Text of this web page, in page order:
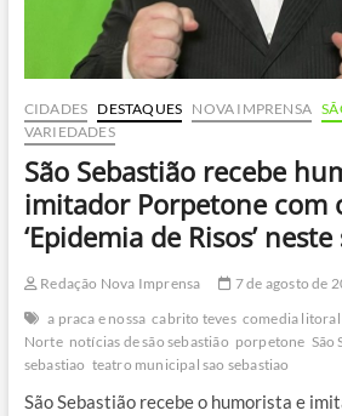
CIDADES DESTAQUES NOVA IMPRENSA
VARIEDADES
São Sebastião recebe
imitador Porpetone com
‘Epidemia de Risos’
Redação Nova Imprensa
7 de agosto de
a praca e nossa cabrito teves comedia
Norte notícias de são sebastião porpetone São
sebastiao teatro municipal sao sebastiao
São Sebastião recebe o humorista e